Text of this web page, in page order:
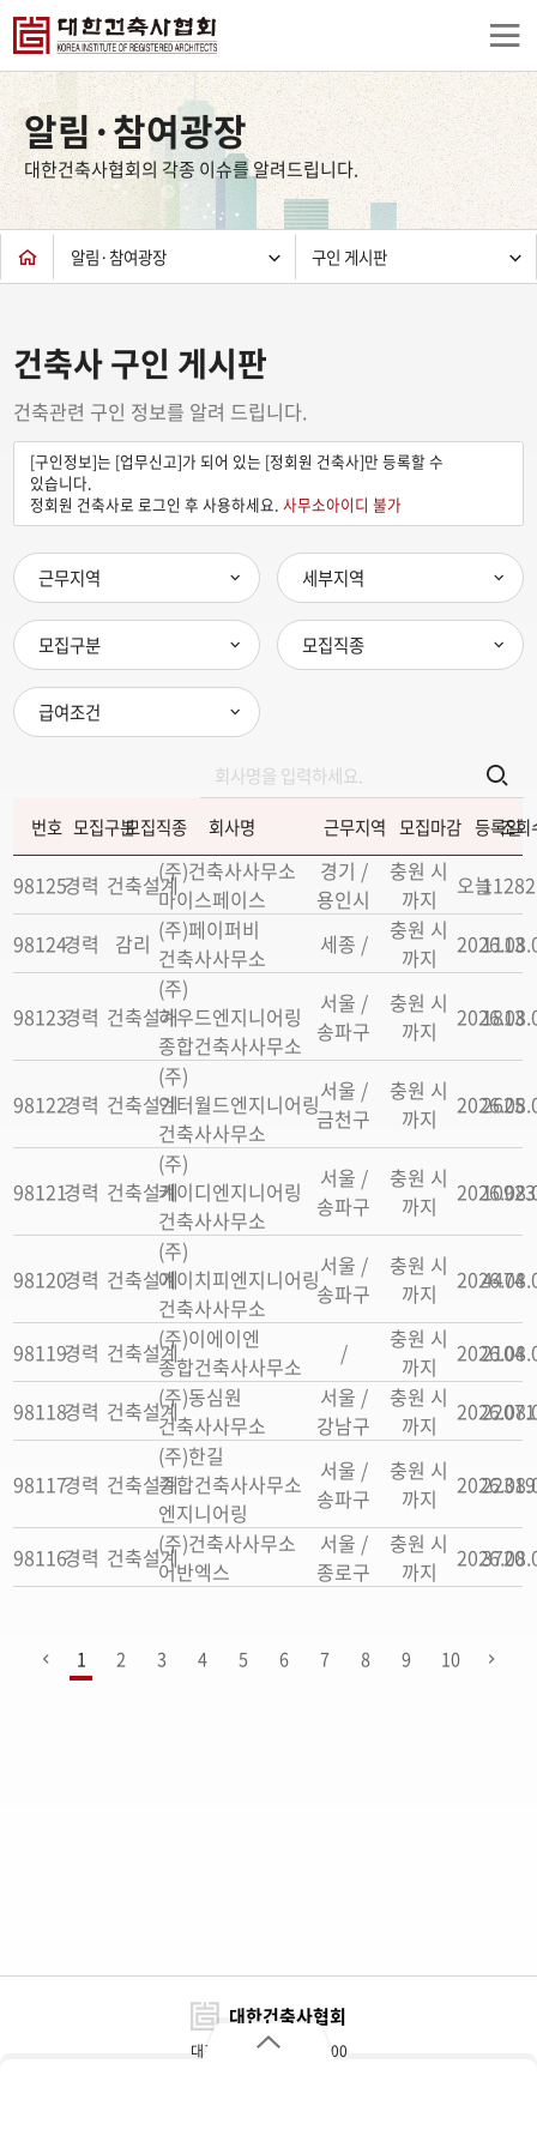
상
컨
츠
하
단
알림·참여광장
대한건축사협회의 각종 이슈를 알려드립니다.
알림·참여광장 구인 게시판
건축사 구인 게시판
건축관련 구인 정보를 알려 드립니다.
[구인정보]는 [업무신고]가 되어 있는 [정회원 건축사]만 등록할 수
있습니다.
정회원 건축사로 로그인 후 사용하세요. 사무소아이디 불가
근무지역 세부지역
모집구분 모집직종
급여조건
번호 모집구분모집직종 회사명 근무지역 모집마감 등록일
조회
98125경력 건축설계(주)건축사사무소
마이스페이스
경기 /
용인시
충원 시
까지
오늘11282
98124경력 감리 (주)페이퍼비
건축사사무소
세종 /
충원 시
까지
1113
98123경력 건축설계
(주)
하우드엔지니어링
종합건축사사무소
서울 /
송파구
충원 시
까지
1813
98122경력 건축설계
(주)
인터월드엔지니어링
건축사사무소
서울 /
금천구
충원 시
까지
2625
98121경력 건축설계
(주)
케이디엔지니어링
건축사사무소
서울 /
송파구
충원 시
까지
10923
98120경력 건축설계
(주)
에이치피엔지니어링
건축사사무소
서울 /
송파구
충원 시
까지
4474
98119경력 건축설계(주)이에이엔
종합건축사사무소
/
충원 시
까지
2104
98118경력 건축설계(주)동심원
건축사사무소
서울 /
강남구
충원 시
까지
22071
98117경력 건축설계
(주)한길
종합건축사사무소
엔지니어링
서울 /
송파구
충원 시
까지
22319
98116경력 건축설계(주)건축사사무소
어반엑스
서울 /
종로구
충원 시
까지
3720
1 2 3 4 5 6 7 8 9 10
대한건축사협회
대표전화 : 02-3415-6800